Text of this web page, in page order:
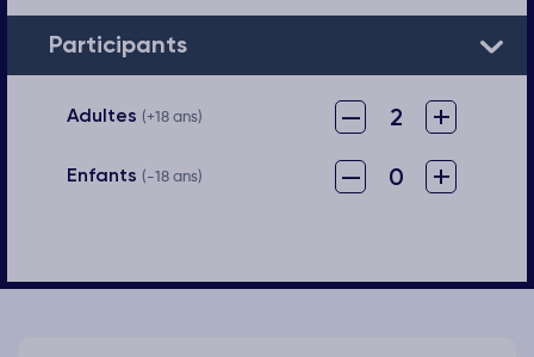
Participants
Adultes (+18 ans) – 2 +
Enfants (-18 ans) – 0 +